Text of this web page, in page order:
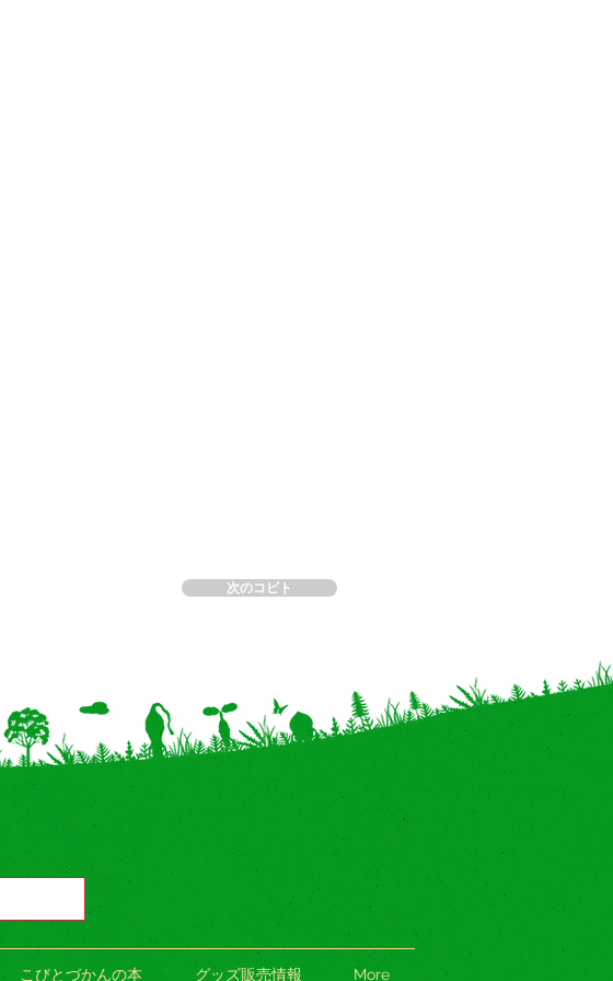
次のコビト
こびとづかんの本 グッズ販売情報 More